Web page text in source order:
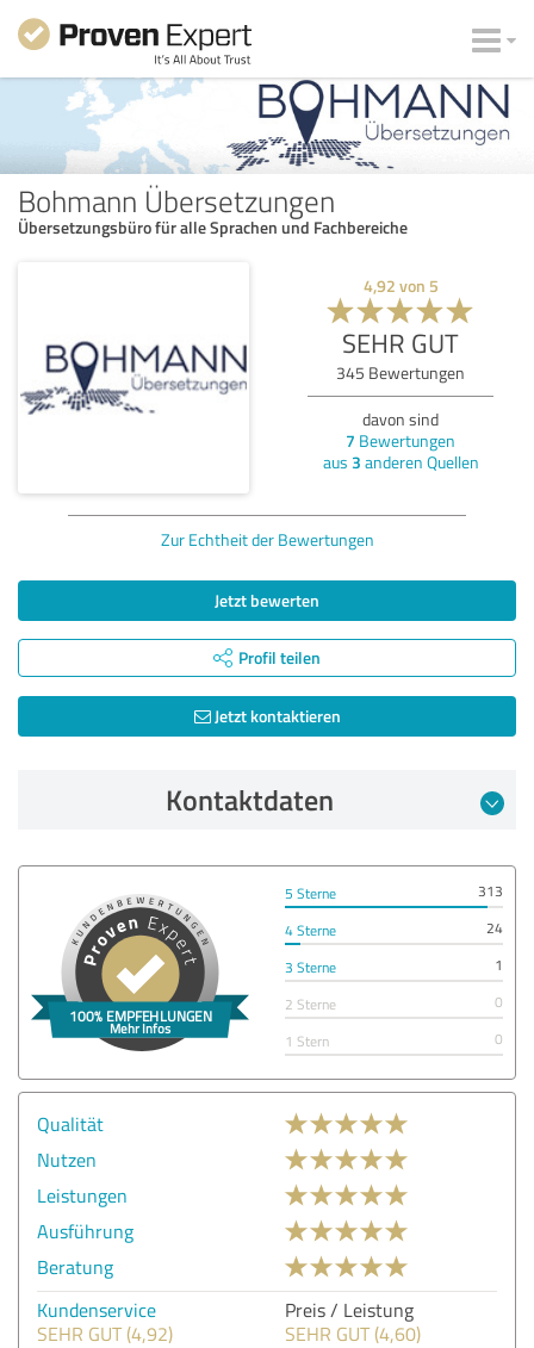
Bohmann Übersetzungen
Übersetzungsbüro für alle Sprachen und Fachbereiche
4,92 von 5
SEHR GUT
345 Bewertungen
davon sind
7 Bewertungen
aus 3 anderen Quellen
Zur Echtheit der Bewertungen
Jetzt bewerten
Profil teilen
Jetzt kontaktieren
Kontaktdaten
5 Sterne
313
4 Sterne
24
3 Sterne
1
2 Sterne
0
1 Stern
0
Qualität
Nutzen
Leistungen
Ausführung
Beratung
Kundenservice
SEHR GUT (4,92)
Preis / Leistung
SEHR GUT (4,60)